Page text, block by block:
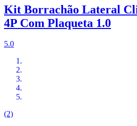
Kit Borrachão Lateral
4P Com Plaqueta 1.0
5.0
(2)